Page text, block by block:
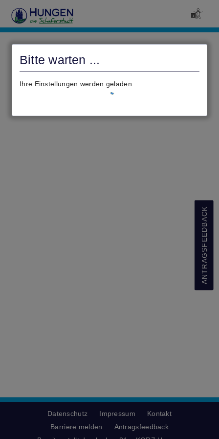
Bitte warten ...
Ihre Einstellungen werden geladen.
ANTRAGSFEEDBACK
Datenschutz Impressum
Kontakt
Barriere melden
Antragsfeedback